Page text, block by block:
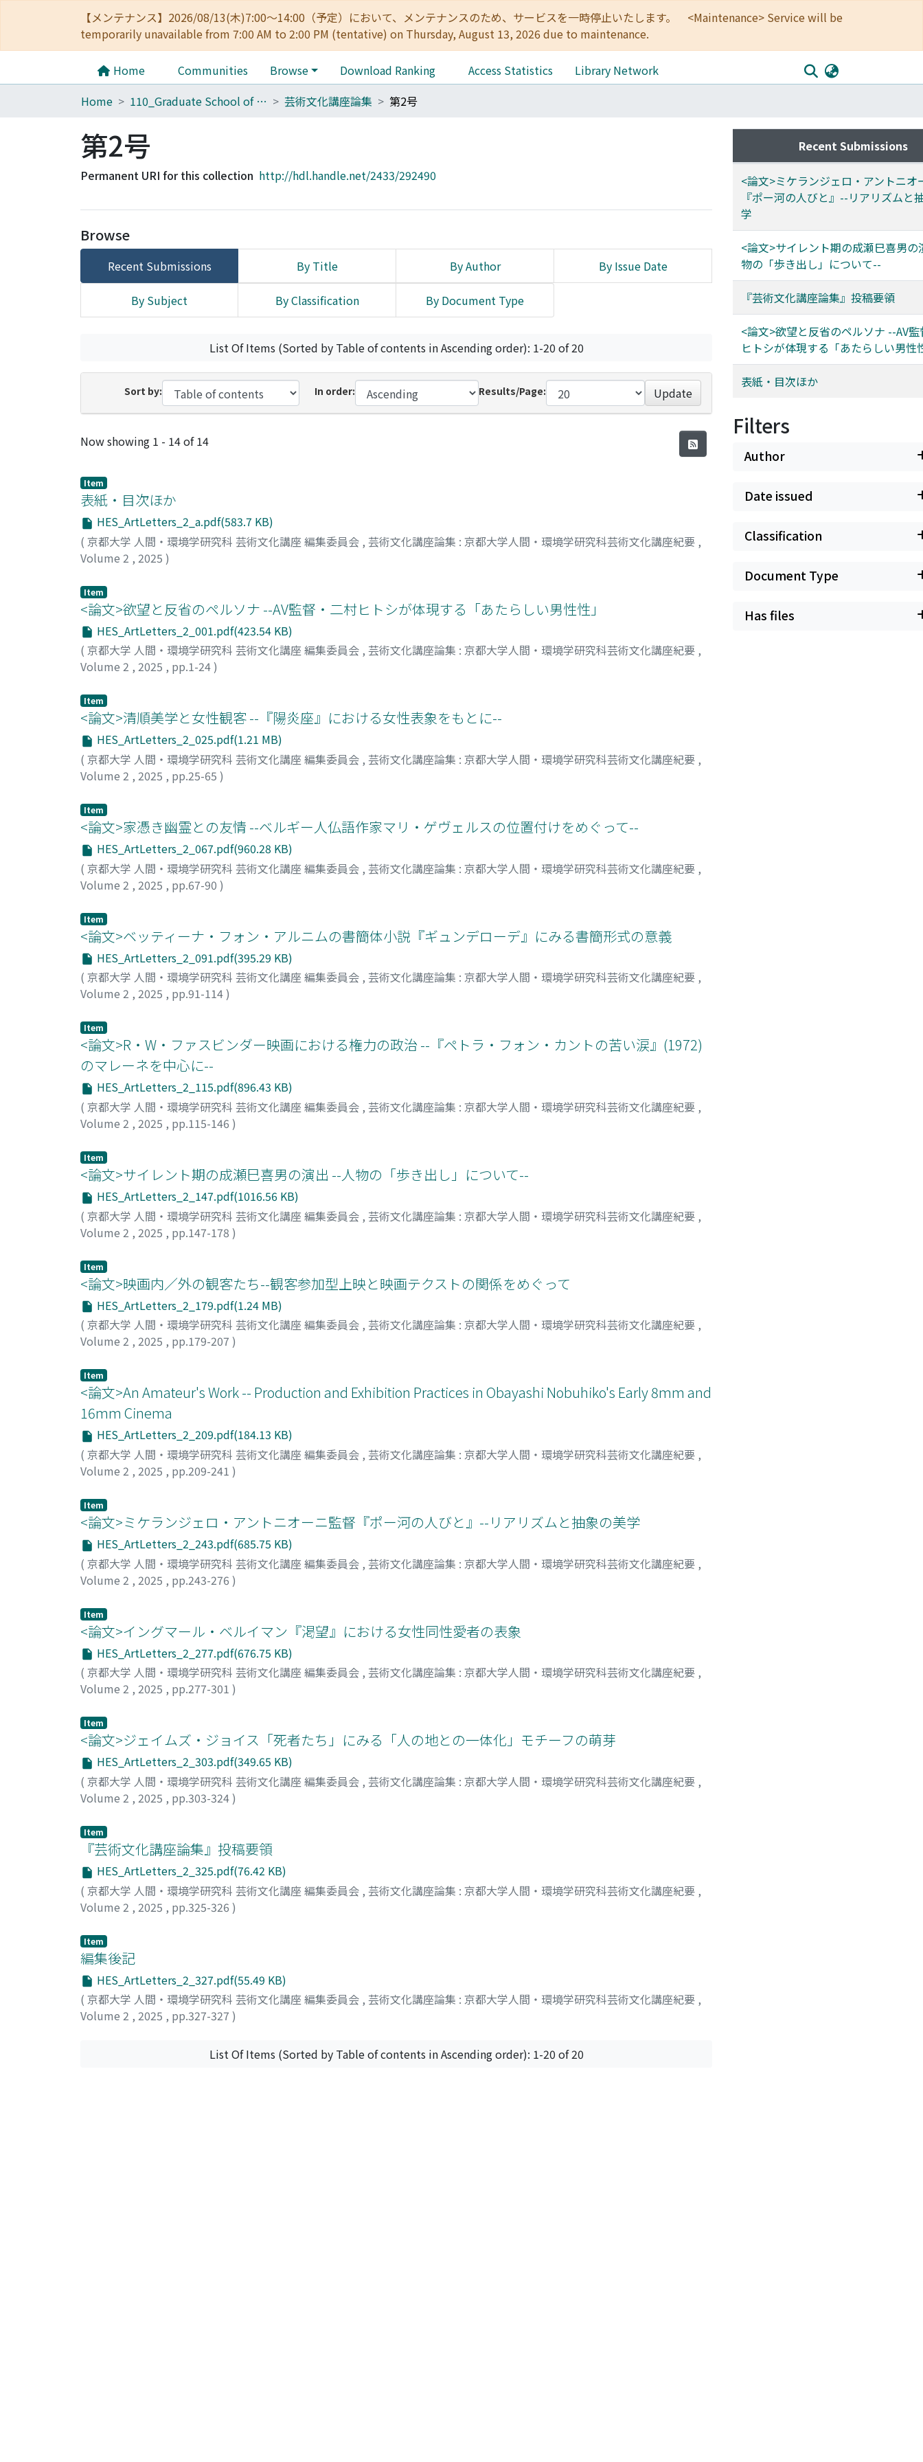
【メンテナンス】2026/08/13(木)7:00～14:00（予定）において、メンテナンスのため、サービスを一時停止いたします。 <Maintenance> Service will be
temporarily unavailable from 7:00 AM to 2:00 PM (tentative) on Thursday, August 13, 2026 due to maintenance.
Home Communities Browse Download Ranking Access Statistics
Library Network
Home
110_Graduate School of Human and Environmental Studies 芸術文化講座論集 第2号
第2号
Permanent URI for this collection http://hdl.handle.net/2433/292490
Browse
Recent Submissions By Title By Author By Issue Date
By Subject By Classification By Document Type
List Of Items (Sorted by Table of contents in Ascending order): 1-20 of 20
Sort by: In order: Results/Page: Update
Recent Submissions
Now showing 1 - 14 of 14
Item
表紙・目次ほか
HES_ArtLetters_2_a.pdf(583.7 KB)
( 京都大学 人間・環境学研究科 芸術文化講座 編集委員会 , 芸術文化講座論集 : 京都大学人間・環境学研究科芸術文化講座紀要 ,
Volume 2 , 2025 )
Item
<論文>欲望と反省のペルソナ --AV監督・二村ヒトシが体現する「あたらしい男性性」
HES_ArtLetters_2_001.pdf(423.54 KB)
( 京都大学 人間・環境学研究科 芸術文化講座 編集委員会 , 芸術文化講座論集 : 京都大学人間・環境学研究科芸術文化講座紀要 ,
Volume 2 , 2025 , pp.1-24)
Item
<論文>清順美学と女性観客 --『陽炎座』における女性表象をもとに--
HES_ArtLetters_2_025.pdf(1.21 MB)
( 京都大学 人間・環境学研究科 芸術文化講座 編集委員会 , 芸術文化講座論集 : 京都大学人間・環境学研究科芸術文化講座紀要 ,
Volume 2 , 2025 , pp.25-65 )
Item
<論文>家憑き幽霊との友情 --ベルギー人仏語作家マリ・ゲヴェルスの位置付けをめぐって--
HES_ArtLetters_2_067.pdf(960.28 KB)
( 京都大学 人間・環境学研究科 芸術文化講座 編集委員会 , 芸術文化講座論集 : 京都大学人間・環境学研究科芸術文化講座紀要 ,
Volume 2 , 2025 , pp.67-90 )
Item
<論文>ベッティーナ・フォン・アルニムの書簡体小説『ギュンデローデ』にみる書簡形式の意義
HES_ArtLetters_2_091.pdf(395.29 KB)
( 京都大学 人間・環境学研究科 芸術文化講座 編集委員会 , 芸術文化講座論集 : 京都大学人間・環境学研究科芸術文化講座紀要 ,
Volume 2 , 2025 , pp.91-114)
Item
<論文>R・W・ファスビンダー映画における権力の政治 --『ペトラ・フォン・カントの苦い涙』(1972)
のマレーネを中心に--
HES_ArtLetters_2_115.pdf(896.43 KB)
( 京都大学 人間・環境学研究科 芸術文化講座 編集委員会 , 芸術文化講座論集 : 京都大学人間・環境学研究科芸術文化講座紀要 ,
Volume 2 , 2025 , pp.115-146 )
Item
<論文>サイレント期の成瀬巳喜男の演出 --人物の「歩き出し」について--
HES_ArtLetters_2_147.pdf(1016.56 KB)
( 京都大学 人間・環境学研究科 芸術文化講座 編集委員会 , 芸術文化講座論集 : 京都大学人間・環境学研究科芸術文化講座紀要 ,
Volume 2 , 2025 , pp.147-178 )
Item
<論文>映画内／外の観客たち--観客参加型上映と映画テクストの関係をめぐって
HES_ArtLetters_2_179.pdf(1.24 MB)
( 京都大学 人間・環境学研究科 芸術文化講座 編集委員会 , 芸術文化講座論集 : 京都大学人間・環境学研究科芸術文化講座紀要 ,
Volume 2 , 2025 , pp.179-207 )
Item
<論文>An Amateur's Work -- Production and Exhibition Practices in Obayashi Nobuhiko's Early 8mm and
16mm Cinema
HES_ArtLetters_2_209.pdf(184.13 KB)
( 京都大学 人間・環境学研究科 芸術文化講座 編集委員会 , 芸術文化講座論集 : 京都大学人間・環境学研究科芸術文化講座紀要 ,
Volume 2 , 2025 , pp.209-241 )
Item
<論文>ミケランジェロ・アントニオーニ監督『ポー河の人びと』--リアリズムと抽象の美学
HES_ArtLetters_2_243.pdf(685.75 KB)
( 京都大学 人間・環境学研究科 芸術文化講座 編集委員会 , 芸術文化講座論集 : 京都大学人間・環境学研究科芸術文化講座紀要 ,
Volume 2 , 2025 , pp.243-276 )
Item
<論文>イングマール・ベルイマン『渇望』における女性同性愛者の表象
HES_ArtLetters_2_277.pdf(676.75 KB)
( 京都大学 人間・環境学研究科 芸術文化講座 編集委員会 , 芸術文化講座論集 : 京都大学人間・環境学研究科芸術文化講座紀要 ,
Volume 2 , 2025 , pp.277-301 )
Item
<論文>ジェイムズ・ジョイス「死者たち」にみる「人の地との一体化」モチーフの萌芽
HES_ArtLetters_2_303.pdf(349.65 KB)
( 京都大学 人間・環境学研究科 芸術文化講座 編集委員会 , 芸術文化講座論集 : 京都大学人間・環境学研究科芸術文化講座紀要 ,
Volume 2 , 2025 , pp.303-324)
Item
『芸術文化講座論集』投稿要領
HES_ArtLetters_2_325.pdf(76.42 KB)
( 京都大学 人間・環境学研究科 芸術文化講座 編集委員会 , 芸術文化講座論集 : 京都大学人間・環境学研究科芸術文化講座紀要 ,
Volume 2 , 2025 , pp.325-326 )
Item
編集後記
HES_ArtLetters_2_327.pdf(55.49 KB)
( 京都大学 人間・環境学研究科 芸術文化講座 編集委員会 , 芸術文化講座論集 : 京都大学人間・環境学研究科芸術文化講座紀要 ,
Volume 2 , 2025 , pp.327-327 )
List Of Items (Sorted by Table of contents in Ascending order): 1-20 of 20
Recent Submissions
<論文>ミケランジェロ・アントニオ
『ポー河の人びと』--リアリズムと
学
<論文>サイレント期の成瀬巳喜男の
物の「歩き出し」について--
『芸術文化講座論集』投稿要領
<論文>欲望と反省のペルソナ --AV
ヒトシが体現する「あたらしい男性
表紙・目次ほか
Filters
Author
Date issued
Classification
Document Type
Has files